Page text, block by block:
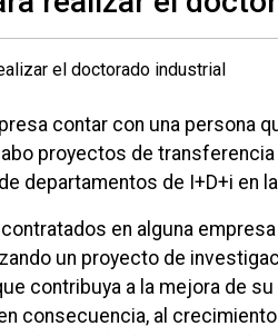
contar con una persona
proyectos de
departamentos de I+D+i en
en alguna
un proyecto de
contribuya a la mejora de su
consecuencia, al